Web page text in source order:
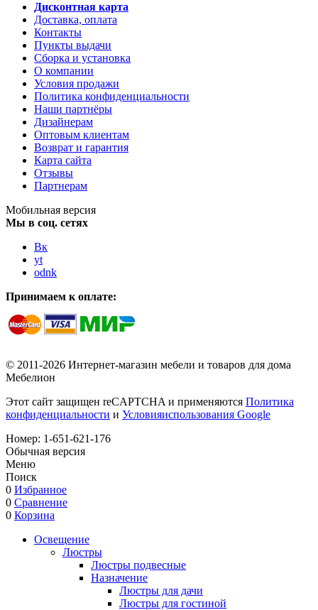
Дисконтная карта
Доставка, оплата
Контакты
Пункты выдачи
Сборка и установка
О компании
Условия продажи
Политика конфиденциальности
Наши партнёры
Дизайнерам
Оптовым клиентам
Возврат и гарантия
Карта сайта
Отзывы
Партнерам
Мобильная версия
Мы в соц. сетях
Вк
yt
odnk
Принимаем к оплате:
© 2011-2026 Интернет-магазин мебели и товаров для дома
Мебелион
Этот сайт защищен reCAPTCHA и применяются Политика
конфиденциальности и Условияиспользования Google
Номер: 1-651-621-176
Обычная версия
Меню
Поиск
0 Избранное
0 Сравнение
0 Корзина
Освещение
Люстры
Люстры подвесные
Назначение
Люстры для дачи
Люстры для гостиной